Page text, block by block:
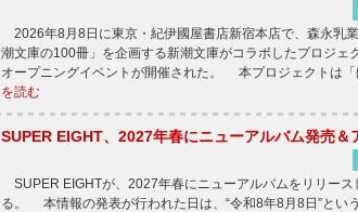
2026年8月8日に東京・紀伊國屋書店新宿本店で、森永乳
潮文庫の100冊」を企画する新潮文庫がコラボしたプロジェ
オープニングイベントが開催された。 本プロジェクトは
を読む
SUPER EIGHT、2027年春にニューアルバム発売＆
SUPER EIGHTが、2027年春にニューアルバムをリリース
る。 本情報の発表が行われた日は、“令和8年8月8日”とい